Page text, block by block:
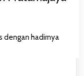
dengan hadirnya